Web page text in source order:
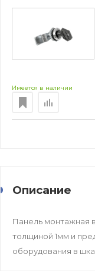
Имеется в наличии
Описание
Панель монтажная
толщиной 1мм и
оборудования в